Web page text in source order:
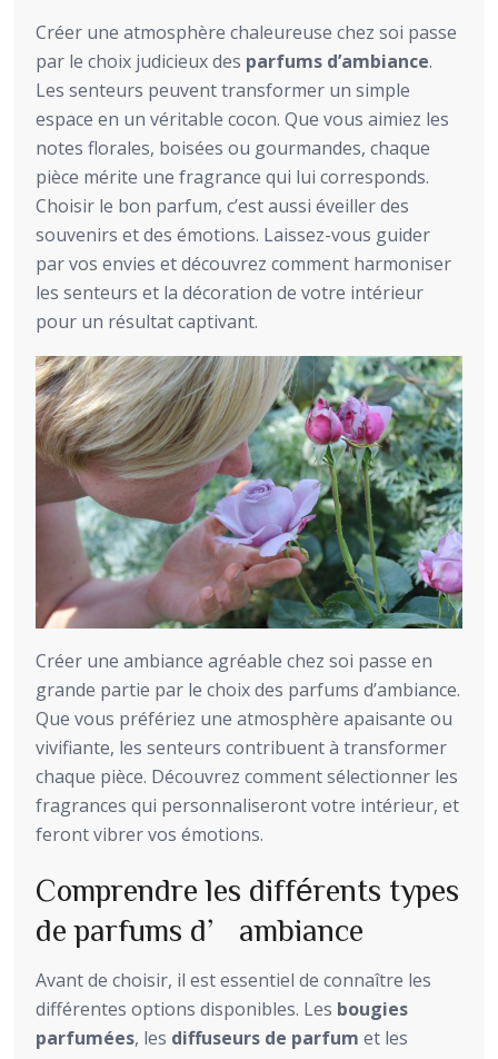
Créer une atmosphère chaleureuse chez soi passe
par le choix judicieux des parfums d’ambiance.
Les senteurs peuvent transformer un simple
espace en un véritable cocon. Que vous aimiez les
notes florales, boisées ou gourmandes, chaque
pièce mérite une fragrance qui lui corresponds.
Choisir le bon parfum, c’est aussi éveiller des
souvenirs et des émotions. Laissez-vous guider
par vos envies et découvrez comment harmoniser
les senteurs et la décoration de votre intérieur
pour un résultat captivant.
Créer une ambiance agréable chez soi passe en
grande partie par le choix des parfums d’ambiance.
Que vous préfériez une atmosphère apaisante ou
vivifiante, les senteurs contribuent à transformer
chaque pièce. Découvrez comment sélectionner les
fragrances qui personnaliseront votre intérieur, et
feront vibrer vos émotions.
Comprendre les différents types
de parfums d’ambiance
Avant de choisir, il est essentiel de connaître les
différentes options disponibles. Les bougies
parfumées, les diffuseurs de parfum et les